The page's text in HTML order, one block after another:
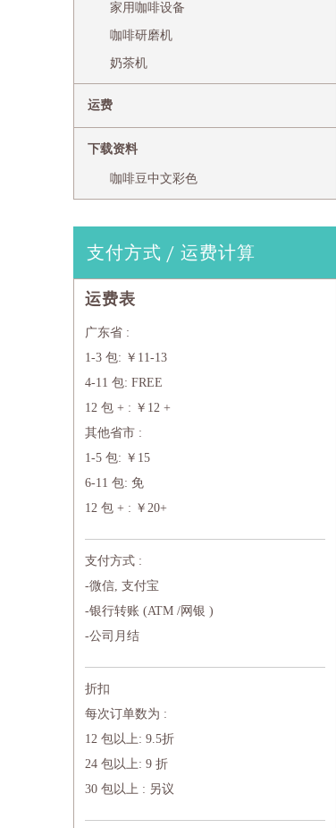
家用咖啡设备
咖啡研磨机
奶茶机
运费
下载资料
咖啡豆中文彩色
支付方式 / 运费计算
运费表
广东省 :
1-3 包: ￥11-13
4-11 包: FREE
12 包 + : ￥12 +
其他省市 :
1-5 包: ￥15
6-11 包: 免
12 包 + : ￥20+
支付方式 :
-微信, 支付宝
-银行转账 (ATM /网银 )
-公司月结
折扣
每次订单数为 :
12 包以上: 9.5折
24 包以上: 9 折
30 包以上 : 另议